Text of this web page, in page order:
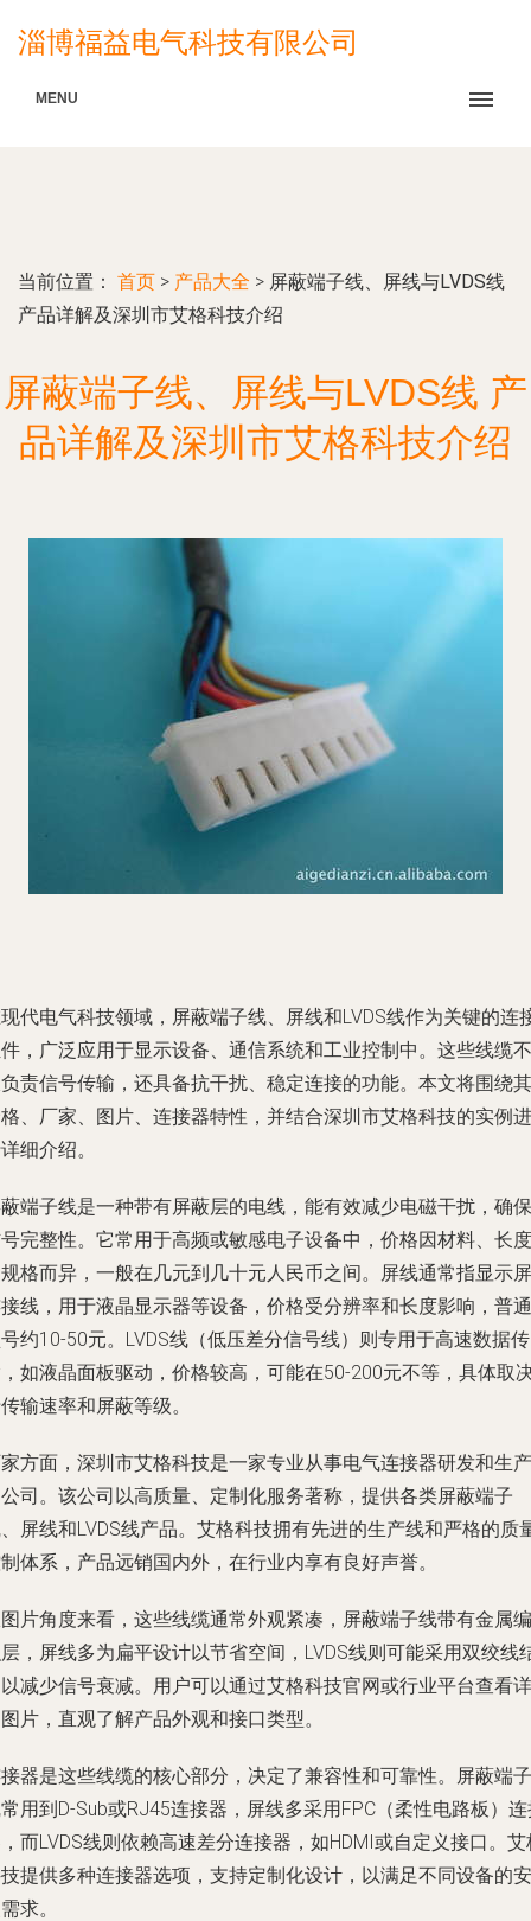
淄博福益电气科技有限公司
MENU
当前位置： 首页 > 产品大全 > 屏蔽端子线、屏线与LVDS线
产品详解及深圳市艾格科技介绍
屏蔽端子线、屏线与LVDS线 产
品详解及深圳市艾格科技介绍
代电气科技领域，屏蔽端子线、屏线和LVDS线作为关键的连
，广泛应用于显示设备、通信系统和工业控制中。这些线缆不
责信号传输，还具备抗干扰、稳定连接的功能。本文将围绕其
、厂家、图片、连接器特性，并结合深圳市艾格科技的实例进
细介绍。
端子线是一种带有屏蔽层的电线，能有效减少电磁干扰，确保
完整性。它常用于高频或敏感电子设备中，价格因材料、长度
格而异，一般在几元到几十元人民币之间。屏线通常指显示屏
线，用于液晶显示器等设备，价格受分辨率和长度影响，普通
约10-50元。LVDS线（低压差分信号线）则专用于高速数据传
如液晶面板驱动，价格较高，可能在50-200元不等，具体取
输速率和屏蔽等级。
方面，深圳市艾格科技是一家专业从事电气连接器研发和生产
司。该公司以高质量、定制化服务著称，提供各类屏蔽端子
屏线和LVDS线产品。艾格科技拥有先进的生产线和严格的质
体系，产品远销国内外，在行业内享有良好声誉。
片角度来看，这些线缆通常外观紧凑，屏蔽端子线带有金属编
，屏线多为扁平设计以节省空间，LVDS线则可能采用双绞线
减少信号衰减。用户可以通过艾格科技官网或行业平台查看详
片，直观了解产品外观和接口类型。
器是这些线缆的核心部分，决定了兼容性和可靠性。屏蔽端子
用到D-Sub或RJ45连接器，屏线多采用FPC（柔性电路板）
而LVDS线则依赖高速差分连接器，如HDMI或自定义接口。艾
提供多种连接器选项，支持定制化设计，以满足不同设备的安
求。